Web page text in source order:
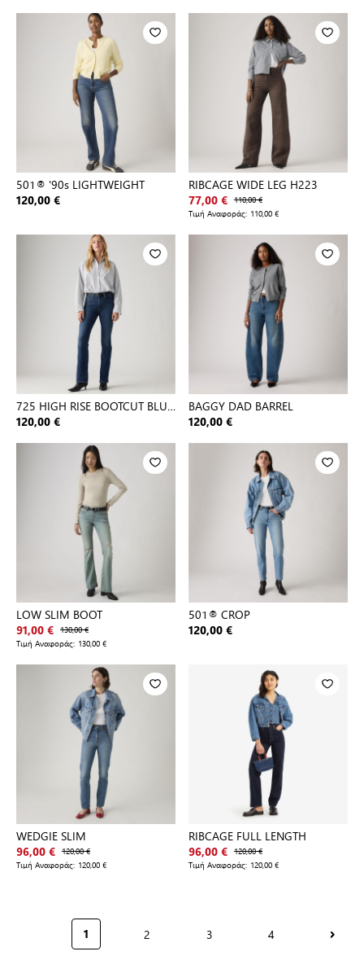
501® '90s LIGHTWEIGHT
120,00 €
RIBCAGE WIDE LEG H223
77,00 € 110,00 €
Τιμή Αναφοράς: 110,00 €
725 HIGH RISE BOOTCUT BLUE
WAV
120,00 €
BAGGY DAD BARREL
120,00 €
LOW SLIM BOOT
91,00 € 130,00 €
Τιμή Αναφοράς: 130,00 €
501® CROP
120,00 €
WEDGIE SLIM
96,00 € 120,00 €
Τιμή Αναφοράς: 120,00 €
RIBCAGE FULL LENGTH
96,00 € 120,00 €
Τιμή Αναφοράς: 120,00 €
Διαβάζετε αυτή τη στιγμή τη σελίδα
1 Σελίδα
2 Σελίδα
3 Σελίδα
4